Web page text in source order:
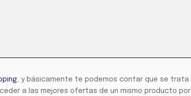
, y básicamente te podemos contar que se trata
a las mejores ofertas de un mismo producto